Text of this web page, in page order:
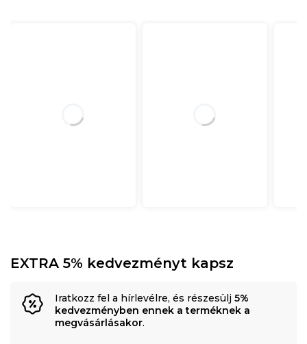
EXTRA 5% kedvezményt kapsz
Iratkozz fel a hírlevélre, és részesülj 5%
kedvezményben ennek a terméknek a
megvásárlásakor.